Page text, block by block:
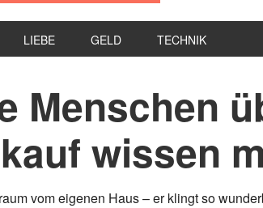
LIEBE GELD TECHNIK
Menschen
wissen
vom eigenen Haus – er klingt so